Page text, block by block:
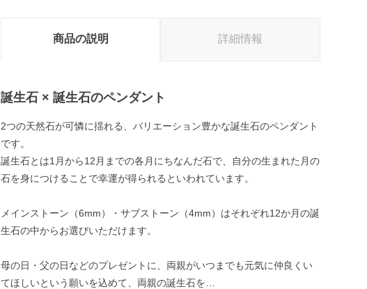
商品の説明 詳細情報
誕生石 × 誕生石のペンダント
2つの天然石が可憐に揺れる、バリエーション豊かな誕生石のペンダント
です。
誕生石とは1月から12月までの各月にちなんだ石で、自分の生まれた月の
石を身につけることで幸運が得られるといわれています。
メインストーン（6mm）・サブストーン（4mm）はそれぞれ12か月の誕
生石の中からお選びいただけます。
母の日・父の日などのプレゼントに、両親がいつまでも元気に仲良くい
てほしいという願いを込めて、両親の誕生石を…